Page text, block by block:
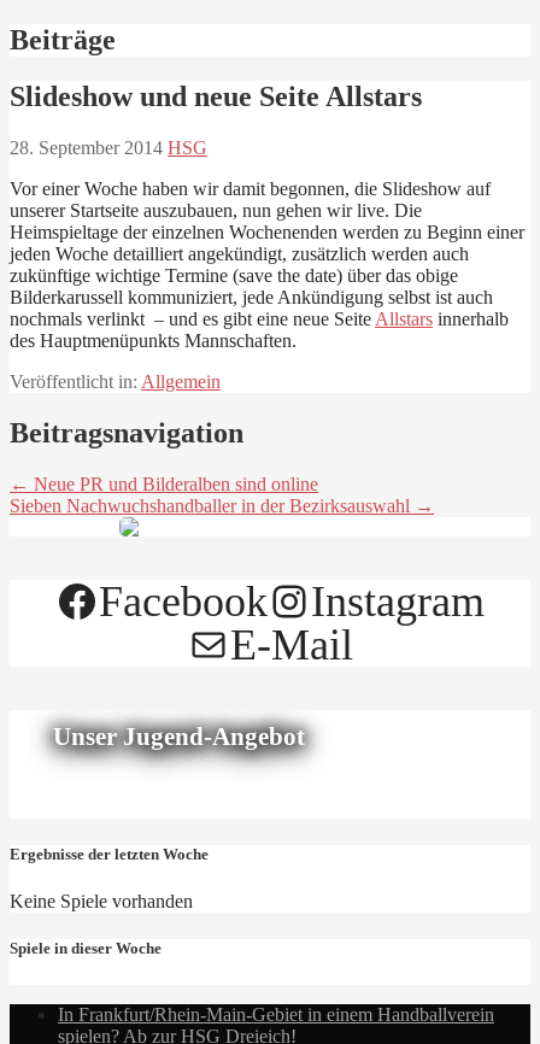
Beiträge
Slideshow und neue Seite Allstars
28. September 2014 HSG
Vor einer Woche haben wir damit begonnen, die Slideshow auf
unserer Startseite auszubauen, nun gehen wir live. Die
Heimspieltage der einzelnen Wochenenden werden zu Beginn einer
jeden Woche detailliert angekündigt, zusätzlich werden auch
zukünftige wichtige Termine (save the date) über das obige
Bilderkarussell kommuniziert, jede Ankündigung selbst ist auch
nochmals verlinkt – und es gibt eine neue Seite Allstars innerhalb
des Hauptmenüpunkts Mannschaften.
Veröffentlicht in: Allgemein
Beitragsnavigation
← Neue PR und Bilderalben sind online
Sieben Nachwuchshandballer in der Bezirksauswahl →
Facebook
Instagram
E-Mail
Unser Jugend-Angebot
Ergebnisse der letzten Woche
Keine Spiele vorhanden
Spiele in dieser Woche
In Frankfurt/Rhein-Main-Gebiet in einem Handballverein
spielen? Ab zur HSG Dreieich!